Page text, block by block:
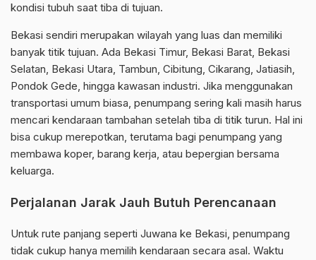
kondisi tubuh saat tiba di tujuan.
Bekasi sendiri merupakan wilayah yang luas dan memiliki
banyak titik tujuan. Ada Bekasi Timur, Bekasi Barat, Bekasi
Selatan, Bekasi Utara, Tambun, Cibitung, Cikarang, Jatiasih,
Pondok Gede, hingga kawasan industri. Jika menggunakan
transportasi umum biasa, penumpang sering kali masih harus
mencari kendaraan tambahan setelah tiba di titik turun. Hal ini
bisa cukup merepotkan, terutama bagi penumpang yang
membawa koper, barang kerja, atau bepergian bersama
keluarga.
Perjalanan Jarak Jauh Butuh Perencanaan
Untuk rute panjang seperti Juwana ke Bekasi, penumpang
tidak cukup hanya memilih kendaraan secara asal. Waktu